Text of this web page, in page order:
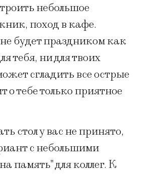
небольшое
поход в кафе.
будет праздником как
тебя, ни для твоих
сгладить все острые
о тебе только приятное
стол у вас не принято,
с небольшими
память" для коллег. К